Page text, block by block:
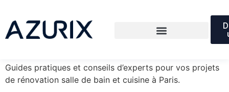
Catégorie :
Guides &
Conseils
Guides pratiques et conseils d’experts pour vos projets
de rénovation salle de bain et cuisine à Paris.